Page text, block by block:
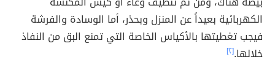
الكهربائية بعيداً عن المنزل وبحذر، أما الوسادة والفرشة
فيجب تغطيتها بالأكياس الخاصة التي تمنع البق من النفاذ
خلالها.[٢]